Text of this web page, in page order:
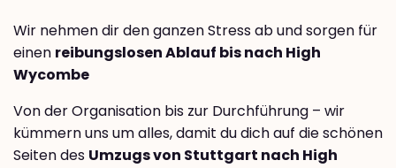
Wir nehmen dir den ganzen Stress ab und sorgen für
einen reibungslosen Ablauf bis nach High
Wycombe
Von der Organisation bis zur Durchführung – wir
kümmern uns um alles, damit du dich auf die schönen
Seiten des Umzugs von Stuttgart nach High